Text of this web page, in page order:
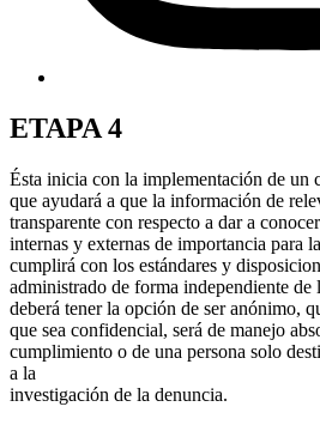
ETAPA 4
Ésta inicia con la implementación de un
que ayudará a que la información de
transparente con respecto a dar a
internas y externas de importancia para
cumplirá con los estándares y
administrado de forma independiente de
deberá tener la opción de ser anónimo,
que sea confidencial, será de manejo
cumplimiento o de una persona solo
a la
investigación de la denuncia.